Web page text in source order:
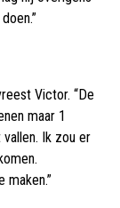
Victor. “De
maar 1
Ik zou er
maken.”